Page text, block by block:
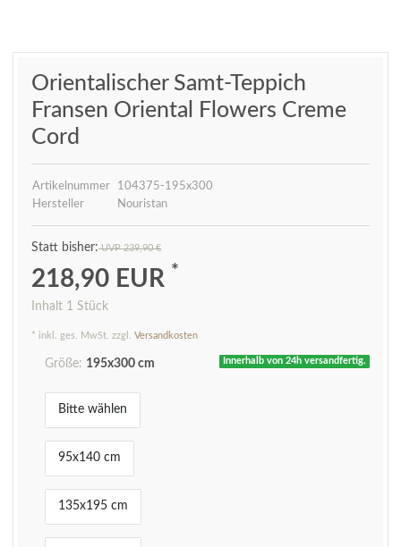
Orientalischer Samt-Teppich
Fransen Oriental Flowers Creme
Cord
Artikelnummer
104375-195x300
Hersteller
Nouristan
UVP 239,90 €
218,90 EUR *
Inhalt 1 Stück
* inkl. ges. MwSt. zzgl. Versandkosten
Innerhalb von 24h versandfertig.
Größe: 195x300 cm
Bitte wählen
95x140 cm
135x195 cm